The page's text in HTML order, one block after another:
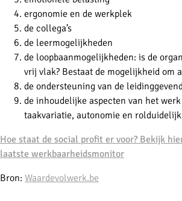
ergonomie en de werkplek
de collega’s
de leermogelijkheden
de loopbaanmogelijkheden: is de
vrij vlak? Bestaat de mogelijkheid om
de ondersteuning van de
de inhoudelijke aspecten van het
taakvariatie, autonomie en
Hoe staat de social profit er voor? Bekijk
laatste werkbaarheidsmonitor
Bron: Waardevolwerk.be